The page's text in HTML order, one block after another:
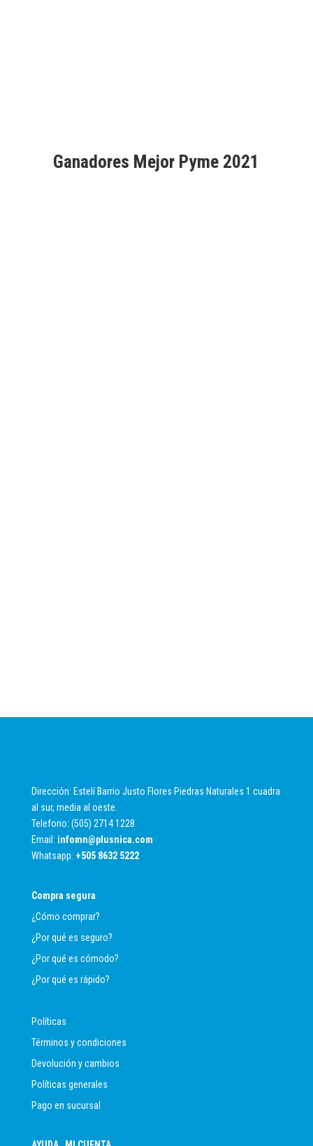
Ganadores Mejor Pyme 2021
Dirección: Estelí Barrio Justo Flores Piedras Naturales 1 cuadra
al sur, media al oeste.
Telefono: (505) 2714 1228
Email: infomn@plusnica.com
Whatsapp: +505 8632 5222
Compra segura
¿Cómo comprar?
¿Por qué es seguro?
¿Por qué es cómodo?
¿Por qué es rápido?
Políticas
Términos y condiciones
Devolución y cambios
Políticas generales
Pago en sucursal